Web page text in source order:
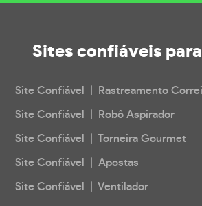
Sites confiáveis
Site Confiável | Rastreamento
Site Confiável | Robô Aspirador
Site Confiável | Torneira Gourmet
Site Confiável | Apostas
Site Confiável | Ventilador